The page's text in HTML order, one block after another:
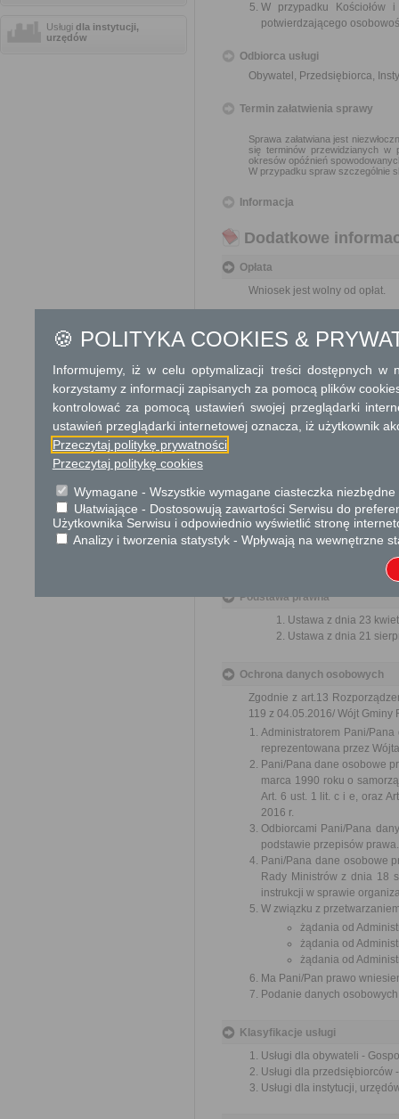
Usługi dla instytucji,
urzędów
W przypadku Kościołów
potwierdzającego
Odbiorca usługi
Obywatel, Przedsiębiorca,
Termin załatwienia sprawy
Sprawa załatwiana jest
się terminów przewidzianych w
okresów opóźnień
W przypadku spraw szczególnie
Informacja
Dodatkowe
Opłata
Wniosek jest wolny od opłat.
Tryb odwoławczy
Skargi i wnioski
Przedmiotem skargi może być
naruszenie praworządności lub
Informacje dodatkowe
Umowy użytkowania, najmu
bezprzetargowej, jeżeli
nieruchomości jest
Podstawa prawna
Ustawa z dnia 23
Ustawa z dnia 21
Ochrona danych osobowych
Zgodnie z art.13
119 z 04.05.2016/ Wójt Gminy
Administratorem Pani/
reprezentowana przez
Pani/Pana dane osobowe
marca 1990 roku o
Art. 6 ust. 1 lit. c i e, oraz
2016 r.
Odbiorcami Pani/Pana
podstawie przepisów prawa.
Pani/Pana dane osobowe
Rady Ministrów z dnia 18
instrukcji w sprawie
W związku z
żądania od
żądania od
żądania od
Ma Pani/Pan prawo
Podanie danych
Klasyfikacje usługi
Usługi dla obywateli -
Usługi dla
Usługi dla instytucji,
🍪 POLITYKA COOKIES &
Informujemy, iż w celu optymalizacji treści dostępnych w
korzystamy z informacji zapisanych za pomocą plików
kontrolować za pomocą ustawień swojej przeglądarki
ustawień przeglądarki internetowej oznacza, iż użytkownik
Przeczytaj politykę prywatności
Przeczytaj politykę cookies
Wymagane - Wszystkie wymagane ciasteczka
Ułatwiające - Dostosowują zawartości Serwisu do
Użytkownika Serwisu i odpowiednio wyświetlić stronę
Analizy i tworzenia statystyk - Wpływają na wewnętrzne